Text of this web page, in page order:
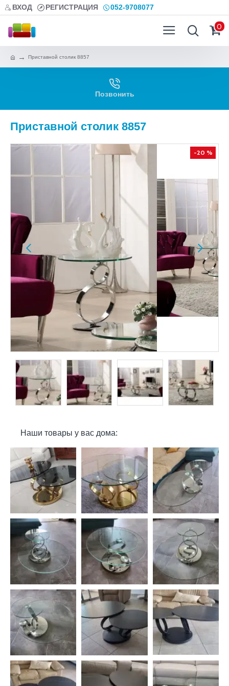
ВХОД РЕГИСТРАЦИЯ 052-9708077
0
Приставной столик 8857
Позвонить
Приставной столик 8857
-20 %
Наши товары у вас дома: